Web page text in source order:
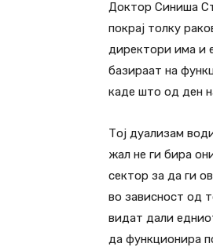
Доктор Синиша
покрај толку
директори има и
базираат на
каде што од ден
Тој дуализам
жал не ги бира
сектор за да ги
во зависност од
видат дали
да функционира